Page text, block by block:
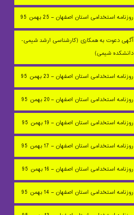
روزنامه استخدامی استان اصفهان – 25 بهمن 95
آگهی دعوت به همکاری (کارشناسی ارشد شیمی-
دانشکده شیمی)
روزنامه استخدامی استان اصفهان – 23 بهمن 95
روزنامه استخدامی استان اصفهان – 20 بهمن 95
روزنامه استخدامی استان اصفهان – 19 بهمن 95
روزنامه استخدامی استان اصفهان – 17 بهمن 95
روزنامه استخدامی استان اصفهان – 16 بهمن 95
روزنامه استخدامی استان اصفهان – 14 بهمن 95